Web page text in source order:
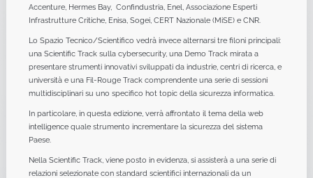
Accenture, Hermes Bay, Confindustria, Enel, Associazione Esperti
Infrastrutture Critiche, Enisa, Sogei, CERT Nazionale (MiSE) e CNR.
Lo Spazio Tecnico/Scientifico vedrà invece alternarsi tre filoni principali:
una Scientific Track sulla cybersecurity, una Demo Track mirata a
presentare strumenti innovativi sviluppati da industrie, centri di ricerca, e
università e una Fil-Rouge Track comprendente una serie di sessioni
multidisciplinari su uno specifico hot topic della sicurezza informatica.
In particolare, in questa edizione, verrà affrontato il tema della web
intelligence quale strumento incrementare la sicurezza del sistema
Paese.
Nella Scientific Track, viene posto in evidenza, si assisterà a una serie di
relazioni selezionate con standard scientifici internazionali da un